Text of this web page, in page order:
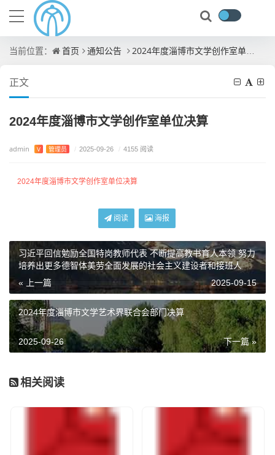
当前位置： 首页 通知公告 2024年度淄博市文学创作室单位决算
正文
2024年度淄博市文学创作室单位决算
admin V 管理员 / 2025-09-26 / 4155 阅读
2024年度淄博市文学创作室单位决算
阅读 海报
习近平回信勉励全国特岗教师代表 不断提高教书育人本领 努力
培养出更多德智体美劳全面发展的社会主义建设者和接班人
« 上一篇 2025-09-15
2024年度淄博市文学艺术界联合会部门决算
下一篇 »
2025-09-26
相关阅读